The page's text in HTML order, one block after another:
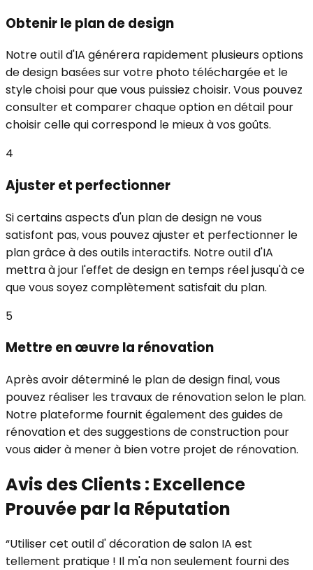
Obtenir le plan de design
Notre outil d'IA générera rapidement plusieurs options
de design basées sur votre photo téléchargée et le
style choisi pour que vous puissiez choisir. Vous pouvez
consulter et comparer chaque option en détail pour
choisir celle qui correspond le mieux à vos goûts.
4
Ajuster et perfectionner
Si certains aspects d'un plan de design ne vous
satisfont pas, vous pouvez ajuster et perfectionner le
plan grâce à des outils interactifs. Notre outil d'IA
mettra à jour l'effet de design en temps réel jusqu'à ce
que vous soyez complètement satisfait du plan.
5
Mettre en œuvre la rénovation
Après avoir déterminé le plan de design final, vous
pouvez réaliser les travaux de rénovation selon le plan.
Notre plateforme fournit également des guides de
rénovation et des suggestions de construction pour
vous aider à mener à bien votre projet de rénovation.
Avis des Clients : Excellence
Prouvée par la Réputation
“Utiliser cet outil d' décoration de salon IA est
tellement pratique ! Il m'a non seulement fourni des